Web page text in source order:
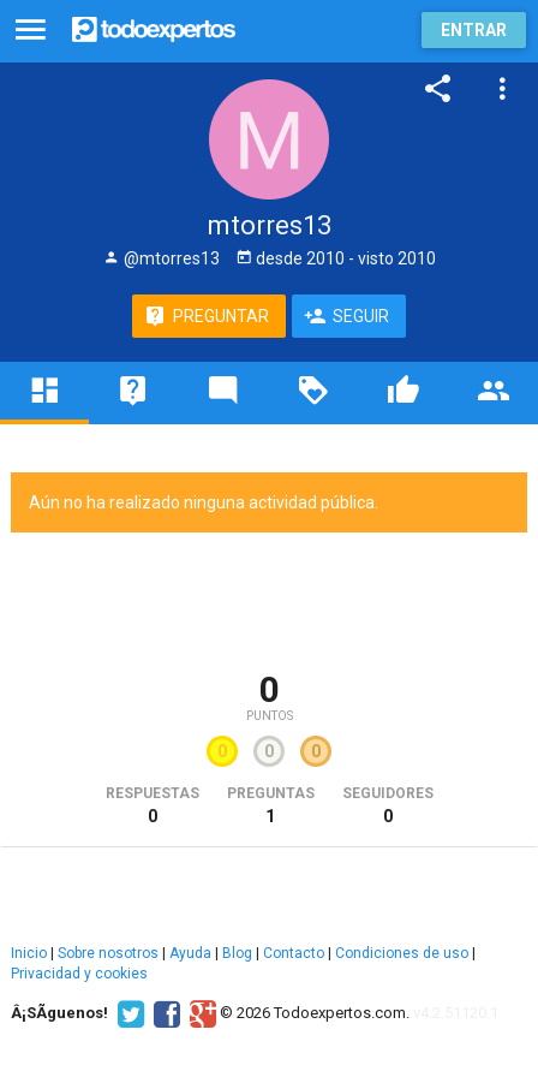
ENTRAR
mtorres13
@mtorres13 desde 2010 - visto 2010
PREGUNTAR SEGUIR
Aún no ha realizado ninguna actividad pública.
0
PUNTOS
0 0 0
RESPUESTAS
0
PREGUNTAS
1
SEGUIDORES
0
Inicio Sobre nosotros Ayuda Blog Contacto Condiciones de uso
Privacidad y cookies
Â¡SÃ­guenos! © 2026 Todoexpertos.com.